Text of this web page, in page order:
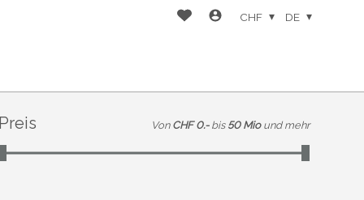
CHF DE
Preis Von CHF 0.- bis 50 Mio und mehr